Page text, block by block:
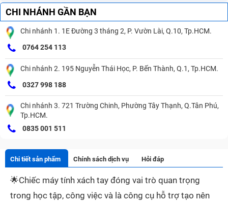
CHI NHÁNH GẦN BẠN
Chi nhánh 1. 1E Đường 3 tháng 2, P. Vườn Lài, Q.10, Tp.HCM.
0764 254 113
Chi nhánh 2. 195 Nguyễn Thái Học, P. Bến Thành, Q.1, Tp.HCM.
0327 998 188
Chi nhánh 3. 721 Trường Chinh, Phường Tây Thạnh, Q.Tân Phú,
Tp.HCM.
0835 001 511
Chi tiết sản phẩm Chính sách dịch vụ Hỏi đáp
🌟Chiếc máy tính xách tay đóng vai trò quan trọng
trong học tập, công việc và là công cụ hỗ trợ tạo nên